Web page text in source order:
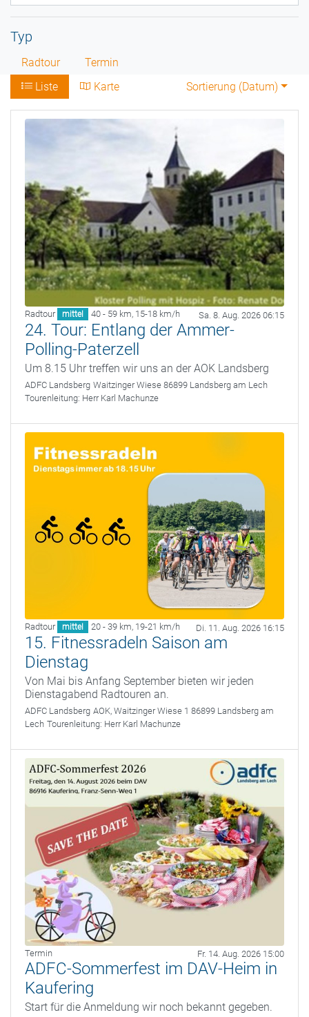
Typ
Radtour
Termin
Liste
Karte Sortierung (Datum)
Radtour mittel 40 - 59 km, 15-18 km/h Sa. 8. Aug. 2026 06:15
24. Tour: Entlang der Ammer-
Polling-Paterzell
Um 8.15 Uhr treffen wir uns an der AOK Landsberg
ADFC Landsberg Waitzinger Wiese 86899 Landsberg am Lech
Tourenleitung: Herr Karl Machunze
Radtour mittel 20 - 39 km, 19-21 km/h Di. 11. Aug. 2026 16:15
15. Fitnessradeln Saison am
Dienstag
Von Mai bis Anfang September bieten wir jeden
Dienstagabend Radtouren an.
ADFC Landsberg AOK, Waitzinger Wiese 1 86899 Landsberg am
Lech Tourenleitung: Herr Karl Machunze
Termin Fr. 14. Aug. 2026 15:00
ADFC-Sommerfest im DAV-Heim in
Kaufering
Start für die Anmeldung wir noch bekannt gegeben.